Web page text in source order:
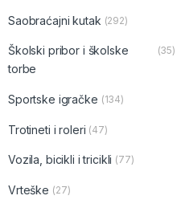
Saobraćajni kutak (292)
Školski pribor i školske
torbe
(35)
Sportske igračke (134)
Trotineti i roleri (47)
Vozila, bicikli i tricikli (77)
Vrteške (27)